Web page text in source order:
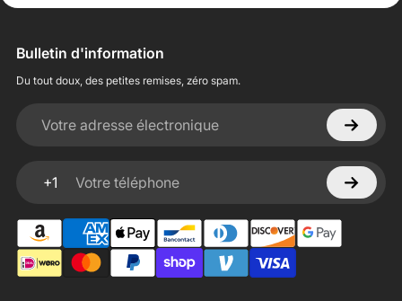
Bulletin d'information
Du tout doux, des petites remises, zéro spam.
Votre adresse électronique
+1
Votre téléphone